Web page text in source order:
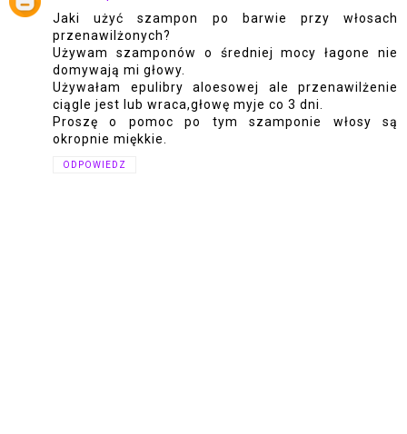
Jaki użyć szampon po barwie przy włosach
przenawilżonych?
Używam szamponów o średniej mocy łagone nie
domywają mi głowy.
Używałam epulibry aloesowej ale przenawilżenie
ciągle jest lub wraca,głowę myje co 3 dni.
Proszę o pomoc po tym szamponie włosy są
okropnie miękkie.
ODPOWIEDZ